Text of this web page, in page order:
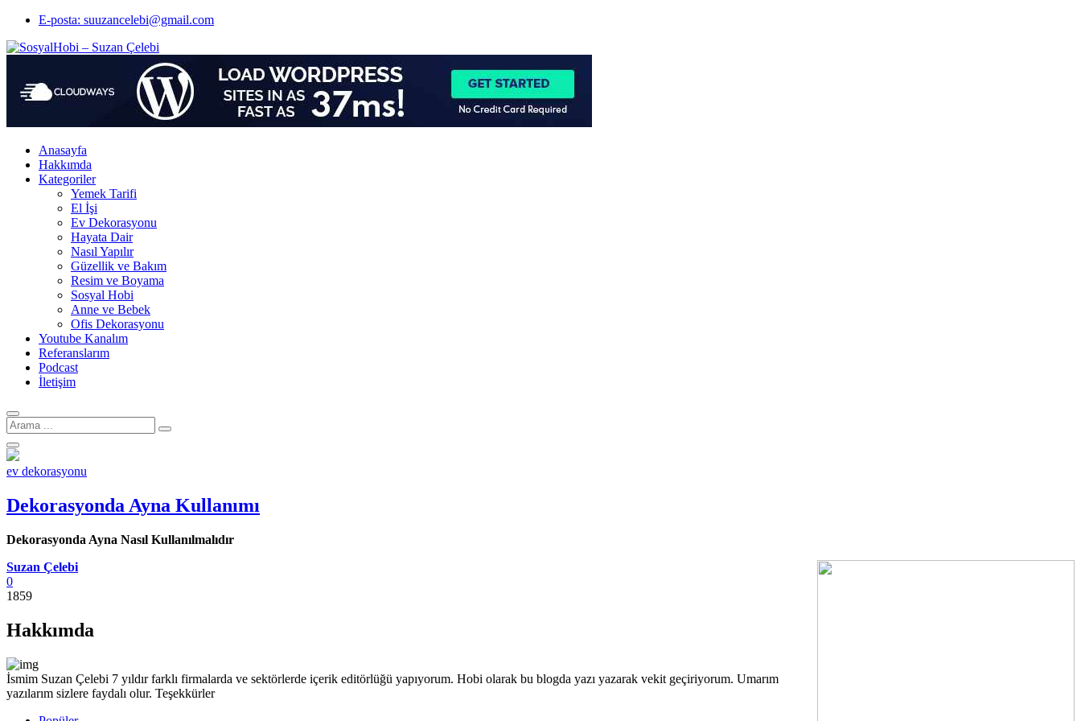
E-posta: suuzancelebi@gmail.com
Anasayfa
Hakkımda
Kategoriler
Yemek Tarifi
El İşi
Ev Dekorasyonu
Hayata Dair
Nasıl Yapılır
Güzellik ve Bakım
Resim ve Boyama
Sosyal Hobi
Anne ve Bebek
Ofis Dekorasyonu
Youtube Kanalım
Referanslarım
Podcast
İletişim
Arama
için:
ev dekorasyonu
Dekorasyonda Ayna Kullanımı
Dekorasyonda Ayna Nasıl Kullanılmalıdır
Suzan Çelebi
0
1859
Hakkımda
İsmim Suzan Çelebi 7 yıldır farklı firmalarda ve sektörlerde içerik editörlüğü yapıyorum. Hobi olarak bu blogda yazı yazarak vekit geçiriyorum. Umarım
yazılarım sizlere faydalı olur. Teşekkürler